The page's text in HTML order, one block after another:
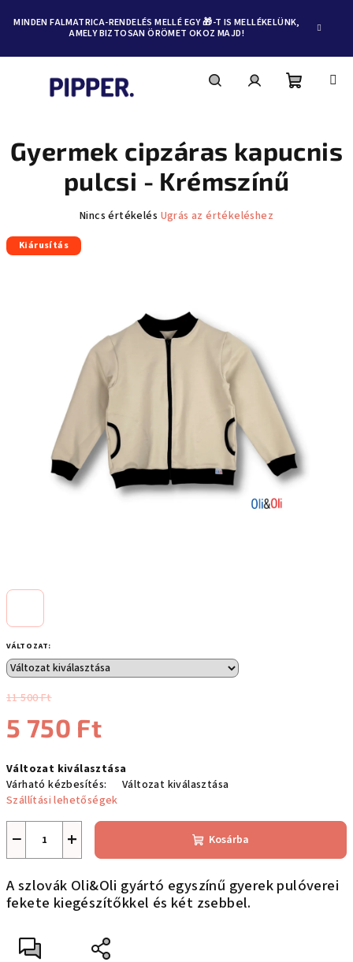
tartalomhoz
MINDEN FALMATRICA-RENDELÉS MELLÉ EGY 🎁-T IS MELLÉKELÜNK,
AMELY BIZTOSAN ÖRÖMET OKOZ MAJD!
VÁLTOZAT:
11 500 Ft
5 750 Ft
Változat kiválasztása
Várható kézbesítés:
Változat kiválasztása
Szállítási lehetőségek
+
− Kosárba
A szlovák Oli&Oli gyártó egyszínű gyerek pulóverei
fekete kiegészítőkkel és két zsebbel.
Gyermek cipzáras kapucnis
pulcsi - Krémszínű
A
átlagos
Nincs értékelés Ugrás az értékeléshez
Kiárusítás